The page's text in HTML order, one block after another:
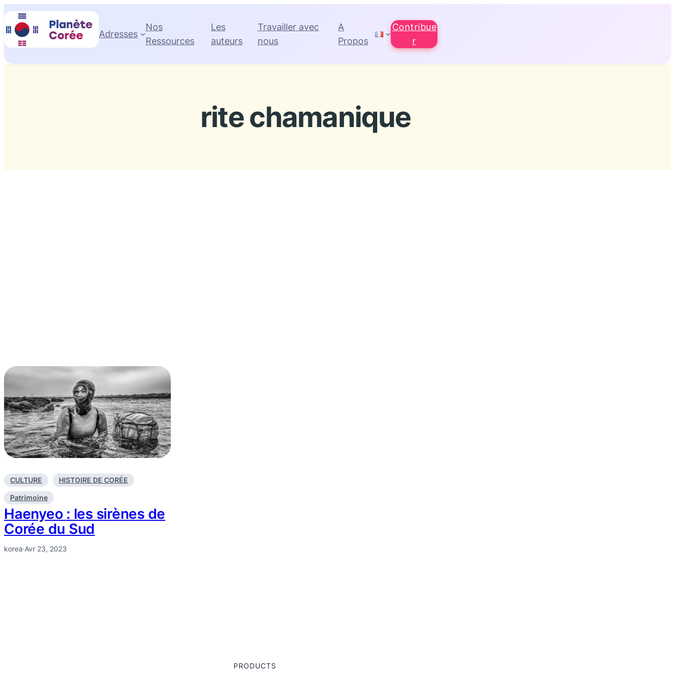
Aller
au
contenu
Adresses
Nos
Ressources
Les
auteurs
Travailler avec
nous
A
Propos
Contribue
r
rite chamanique
CULTURE HISTOIRE DE CORÉE
Patrimoine
Haenyeo : les sirènes de
Corée du Sud
korea·Avr 23, 2023
PRODUCTS